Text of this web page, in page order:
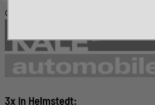
© KALE-Automobile GmbH
3x in Helmstedt: